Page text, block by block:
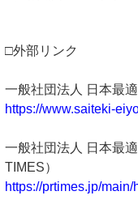
□外部リンク
一般社団法人 日本最
https://www.saiteki-
一般社団法人 日本最
TIMES）
https://prtimes.jp/